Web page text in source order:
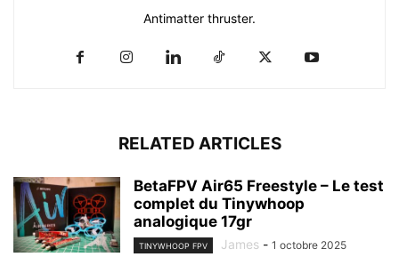
Antimatter thruster.
RELATED ARTICLES
BetaFPV Air65 Freestyle – Le test
complet du Tinywhoop
analogique 17gr
TINYWHOOP FPV James - 1 octobre 2025